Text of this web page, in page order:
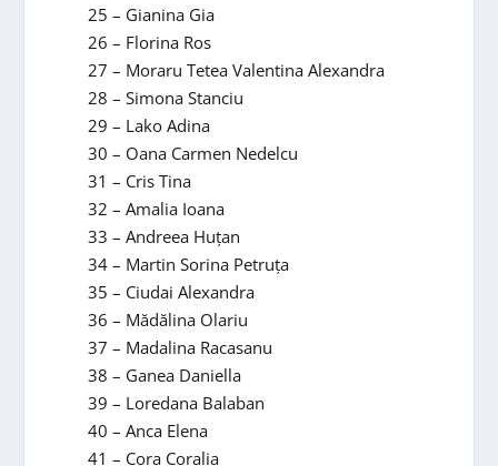
25 – Gianina Gia
26 – Florina Ros
27 – Moraru Tetea Valentina Alexandra
28 – Simona Stanciu
29 – Lako Adina
30 – Oana Carmen Nedelcu
31 – Cris Tina
32 – Amalia Ioana
33 – Andreea Huțan
34 – Martin Sorina Petruța
35 – Ciudai Alexandra
36 – Mădălina Olariu
37 – Madalina Racasanu
38 – Ganea Daniella
39 – Loredana Balaban
40 – Anca Elena
41 – Cora Coralia